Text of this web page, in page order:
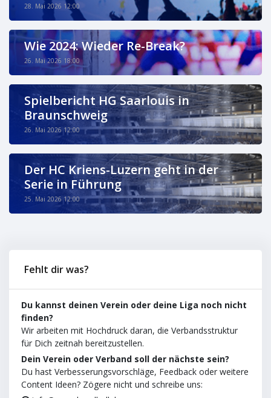
28. Mai 2026 12:00
Wie 2024: Wieder Re-Break?
26. Mai 2026 18:00
Spielbericht HG Saarlouis in
Braunschweig
26. Mai 2026 12:00
Der HC Kriens-Luzern geht in der
Serie in Führung
25. Mai 2026 12:00
Fehlt dir was?
Du kannst deinen Verein oder deine Liga noch nicht
finden?
Wir arbeiten mit Hochdruck daran, die Verbandsstruktur
für Dich zeitnah bereitzustellen.
Dein Verein oder Verband soll der nächste sein?
Du hast Verbesserungsvorschläge, Feedback oder weitere
Content Ideen? Zögere nicht und schreibe uns: